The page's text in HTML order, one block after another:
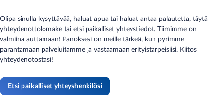
Olipa sinulla kysyttävää, haluat apua tai haluat antaa palautetta, täytä
yhteydenottolomake tai etsi paikalliset yhteystiedot. Tiimimme on
valmiina auttamaan! Panoksesi on meille tärkeä, kun pyrimme
parantamaan palveluitamme ja vastaamaan erityistarpeisiisi. Kiitos
yhteydenotostasi!
Etsi paikalliset yhteyshenkilösi